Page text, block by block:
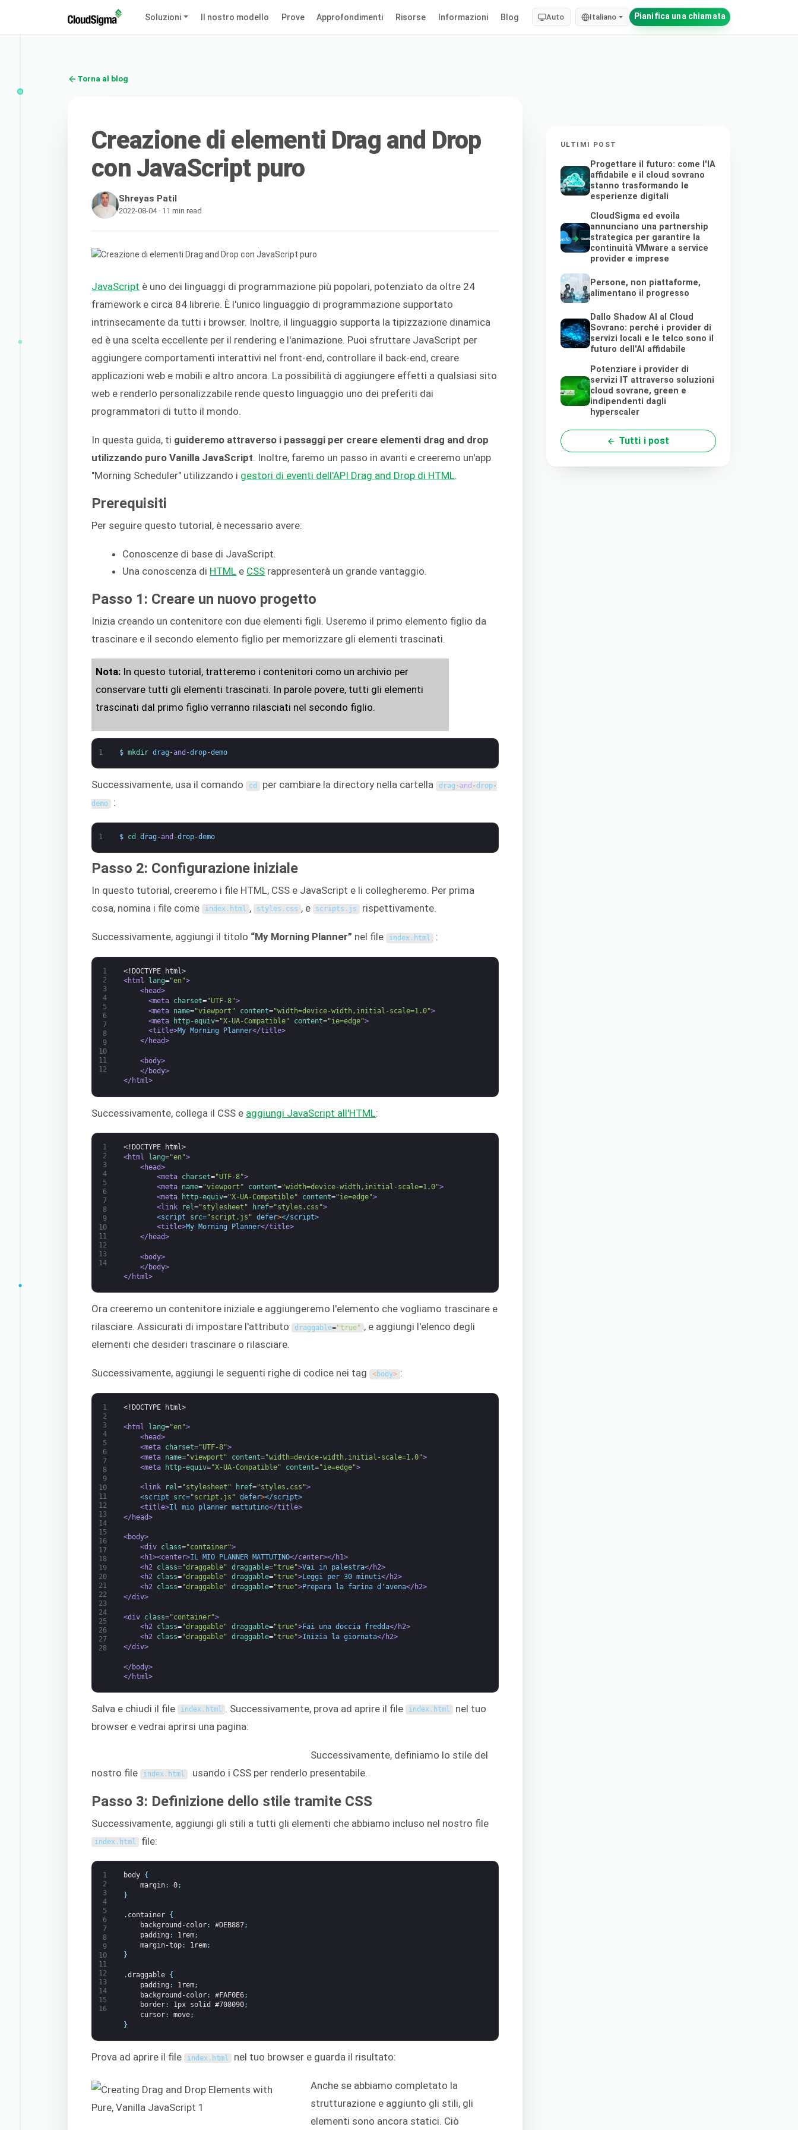
Soluzioni Il nostro modello Prove Approfondimenti Risorse Informazioni Blog Auto Italiano Pianifica una chiamata
Torna al blog
Creazione di elementi Drag and Drop
con JavaScript puro
Shreyas Patil
2022-08-04 · 11 min read
JavaScript è uno dei linguaggi di programmazione più popolari, potenziato da oltre 24
framework e circa 84 librerie. È l'unico linguaggio di programmazione supportato
intrinsecamente da tutti i browser. Inoltre, il linguaggio supporta la tipizzazione dinamica
ed è una scelta eccellente per il rendering e l'animazione. Puoi sfruttare JavaScript per
aggiungere comportamenti interattivi nel front-end, controllare il back-end, creare
applicazioni web e mobili e altro ancora. La possibilità di aggiungere effetti a qualsiasi sito
web e renderlo personalizzabile rende questo linguaggio uno dei preferiti dai
programmatori di tutto il mondo.
In questa guida, ti guideremo attraverso i passaggi per creare elementi drag and drop
utilizzando puro Vanilla JavaScript . Inoltre, faremo un passo in avanti e creeremo un'app
"Morning Scheduler" utilizzando i gestori di eventi dell'API Drag and Drop di HTML
Prerequisiti
Per seguire questo tutorial, è necessario avere:
Conoscenze di base di JavaScript.
Una conoscenza di HTML e CSS rappresenterà un grande vantaggio.
Passo 1: Creare un nuovo progetto
Inizia creando un contenitore con due elementi figli. Useremo il primo elemento figlio da
trascinare e il secondo elemento figlio per memorizzare gli elementi trascinati.
Nota: In questo tutorial, tratteremo i contenitori como un archivio per
conservare tutti gli elementi trascinati. In parole povere, tutti gli elementi
trascinati dal primo figlio verranno rilasciati nel secondo figlio.
1 $ mkdir drag -and -drop-demo
Successivamente, usa il comando cd per cambiare la directory nella cartella drag - and -drop-
demo :
1 $ cd drag -and -drop-demo
Passo 2: Configurazione iniziale
In questo tutorial, creeremo i file HTML, CSS e JavaScript e li collegheremo. Per prima
cosa, nomina i file come index . html , styles . css , e scripts . js rispettivamente.
Successivamente, aggiungi il titolo “My Morning Planner” nel file index . html :
1
2
3
4
5
6
7
8
9
10
11
12
<!DOCTYPE html>
<html
lang="en">
<head>
<meta charset="UTF-8">
<meta name="viewport" content="width=device-width,initial-scale=1.0">
<meta
http-equiv="X-UA-Compatible" content="ie=edge">
<title>My Morning Planner</title>
</head>
<body>
</body>
</html>
Successivamente, collega il CSS e aggiungi JavaScript all'HTML:
1
2
3
4
5
6
7
8
9
10
11
12
13
14
<!DOCTYPE html>
<html lang="en">
<head>
<meta charset="UTF-8">
<meta name="viewport" content="width=device-width,initial-scale=1.0">
<meta
http-equiv="X-UA-Compatible" content="ie=edge">
<link
rel ="stylesheet" href="styles.css">
<script src="script.js" defer></script>
<title>My Morning Planner</title>
</head>
<body>
</body>
</html>
Ora creeremo un contenitore iniziale e aggiungeremo l'elemento che vogliamo trascinare e
rilasciare. Assicurati di impostare l'attributo draggable="true" , e aggiungi l'elenco degli
elementi che desideri trascinare o rilasciare.
Successivamente, aggiungi le seguenti righe di codice nei tag <body> :
1
2
3
4
5
6
7
8
9
10
11
12
13
14
15
16
17
18
19
20
21
22
23
24
25
26
27
28
<!DOCTYPE html>
<html lang="en">
<head>
<meta charset="UTF-8">
<meta name="viewport" content="width=device-width,initial-scale=1.0">
<meta
http-equiv="X-UA-Compatible" content="ie=edge">
<link rel="stylesheet" href="styles.css">
<script src="script.js" defer></script>
<title>Il mio planner mattutino</title>
</head>
<body>
<div class="container">
<h1><center>IL MIO PLANNER MATTUTINO</center></h1>
<h2 class="draggable" draggable="true">Vai in palestra</h2>
<h2 class="draggable" draggable="true">Leggi per 30 minuti</h2>
<h2 class="draggable" draggable="true">Prepara la farina d'avena</h2>
</div>
<div class="container">
<h2 class="draggable" draggable="true">Fai una doccia fredda</h2>
<h2 class="draggable" draggable="true">Inizia la giornata</h2>
</div>
</body>
</html>
Salva e chiudi il file index . html . Successivamente, prova ad aprire il file index. html nel tuo
browser e vedrai aprirsi una pagina:
Successivamente, definiamo lo stile del
nostro file index . html usando i CSS per renderlo presentabile.
Passo 3: Definizione dello stile tramite CSS
Successivamente, aggiungi gli stili a tutti gli elementi che abbiamo incluso nel nostro file
index . html file:
1
2
3
4
5
6
7
8
9
10
11
12
13
14
15
16
body {
margin: 0;
}
. container {
background-color: #DEB887;
padding : 1rem;
margin-top: 1rem;
}
.draggable {
padding : 1rem;
background-color: #FAF0E6;
border: 1px solid #708090;
cursor: move;
}
Prova ad aprire il file index . html nel tuo browser e guarda il risultato:
Anche se abbiamo completato la
strutturazione e aggiunto gli stili, gli
elementi sono ancora statici. Ciò
ULTIMI POST
Progettare il futuro: come l'IA
affidabile e il cloud sovrano
stanno trasformando le
esperienze digitali
CloudSigma ed evoila
annunciano una partnership
strategica per garantire la
continuità VMware a service
provider e imprese
Persone, non piattaforme,
alimentano il progresso
Dallo Shadow AI al Cloud
Sovrano: perché i provider di
servizi locali e le telco sono il
futuro dell'AI affidabile
Potenziare i provider di
servizi IT attraverso soluzioni
cloud sovrane, green e
indipendenti dagli
hyperscaler
Tutti i post